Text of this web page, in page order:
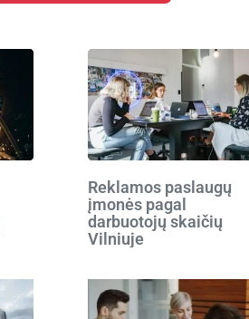
Reklamos paslaugų
įmonės pagal
darbuotojų skaičių
Vilniuje